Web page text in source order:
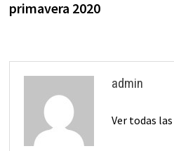
primavera 2020
admin
Ver todas